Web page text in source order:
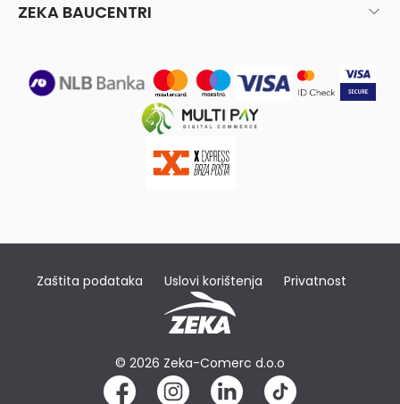
ZEKA BAUCENTRI
Zaštita podataka Uslovi korištenja Privatnost
© 2026 Zeka-Comerc d.o.o